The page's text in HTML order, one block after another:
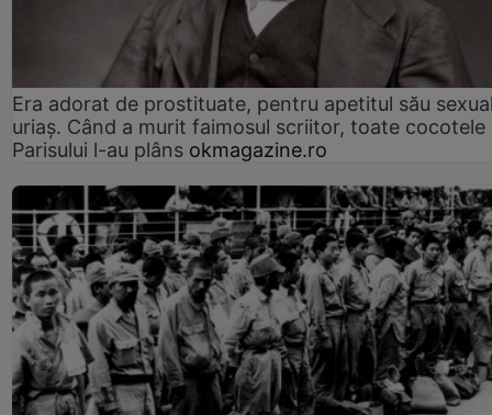
Era adorat de prostituate, pentru apetitul său
uriaș. Când a murit faimosul scriitor, toate cocotele
Parisului l-au plâns okmagazine.ro